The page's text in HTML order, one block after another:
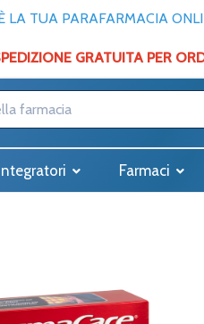
LA TUA PARAFARMACIA
GRATUITA PER
Integratori Farmaci